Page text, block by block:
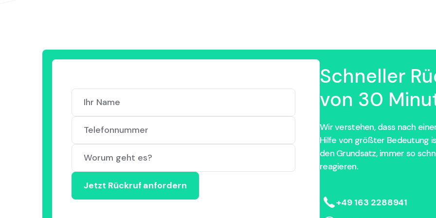
Schneller
von 30
Wir verstehen, dass nach
Hilfe von größter Bedeutung
den Grundsatz, immer so
reagieren.
+49 163 2288941